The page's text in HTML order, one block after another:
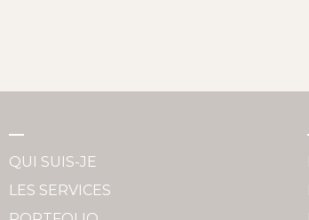
QUI SUIS-JE
LES SERVICES